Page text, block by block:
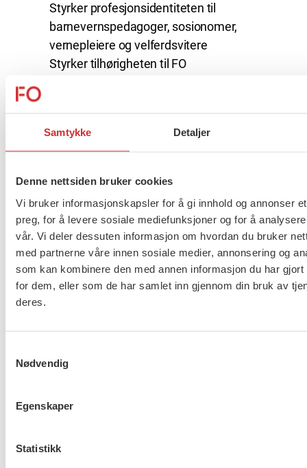
Samtykke Detaljer
Denne nettsiden bruker cookies
Vi bruker informasjonskapsler for å gi innhold og annonser
preg, for å levere sosiale mediefunksjoner og for å
vår. Vi deler dessuten informasjon om hvordan du bruker
med partnerne våre innen sosiale medier, annonsering og
som kan kombinere den med annen informasjon du har gjort
for dem, eller som de har samlet inn gjennom din bruk av
deres.
Nødvendig
Egenskaper
Statistikk
Styrker profesjonsidentiteten til
barnevernspedagoger, sosionomer,
vernepleiere og velferdsvitere
Styrker tilhørigheten til FO
Meld deg på FO-dagene her
Flere saker
Taushetsplikt og personvern